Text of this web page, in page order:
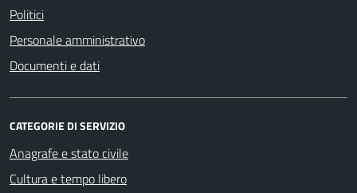
Politici
Personale amministrativo
Documenti e dati
CATEGORIE DI SERVIZIO
Anagrafe e stato civile
Cultura e tempo libero